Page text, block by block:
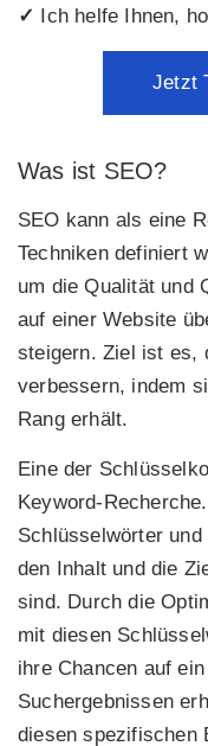
✓ Ich helfe Ihnen,
Jetzt
Was ist SEO?
SEO kann als eine
Techniken definiert
um die Qualität und
auf einer Website
steigern. Ziel ist es,
verbessern, indem
Rang erhält.
Eine der
Keyword-
Schlüsselwörter
den Inhalt und die
sind. Durch die
mit diesen
ihre Chancen auf
Suchergebnissen
diesen spezifischen